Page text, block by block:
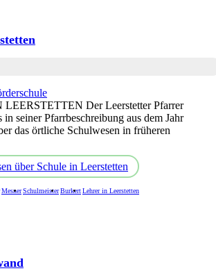
Der Leerstetter Pfarrer
in seiner Pfarrbeschreibung aus dem Jahr
das örtliche Schulwesen in früheren
über Schule in Leerstetten
MesnerSchulmeisterBurkertLehrer in Leerstetten